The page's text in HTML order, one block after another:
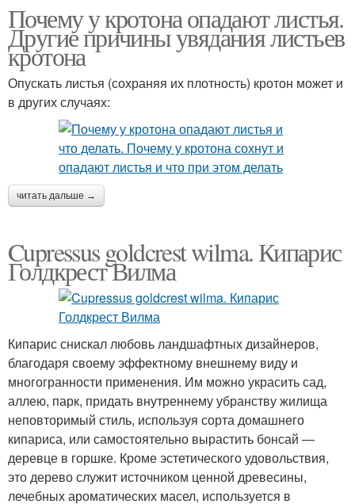
Почему у кротона опадают листья.
Другие причины увядания листьев
кротона
Опускать листья (сохраняя их плотность) кротон может и
в других случаях:
читать дальше →
Cupressus goldcrest wilma. Кипарис
Голдкрест Вилма
Кипарис снискал любовь ландшафтных дизайнеров,
благодаря своему эффектному внешнему виду и
многогранности применения. Им можно украсить сад,
аллею, парк, придать внутреннему убранству жилища
неповторимый стиль, используя сорта домашнего
кипариса, или самостоятельно вырастить бонсай —
деревце в горшке. Кроме эстетического удовольствия,
это дерево служит источником ценной древесины,
лечебных ароматических масел, используется в